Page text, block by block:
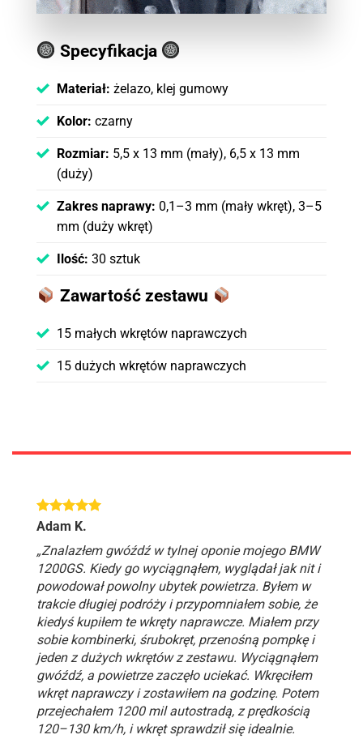
Specyfikacja
Materiał: żelazo, klej gumowy
Kolor: czarny
Rozmiar: 5,5 x 13 mm (mały), 6,5 x 13 mm
(duży)
Zakres naprawy: 0,1–3 mm (mały wkręt), 3–5
mm (duży wkręt)
Ilość: 30 sztuk
Zawartość zestawu
15 małych wkrętów naprawczych
15 dużych wkrętów naprawczych
Adam K.
„Znalazłem gwóźdź w tylnej oponie mojego BMW
1200GS. Kiedy go wyciągnąłem, wyglądał jak nit i
powodował powolny ubytek powietrza. Byłem w
trakcie długiej podróży i przypomniałem sobie, że
kiedyś kupiłem te wkręty naprawcze. Miałem przy
sobie kombinerki, śrubokręt, przenośną pompkę i
jeden z dużych wkrętów z zestawu. Wyciągnąłem
gwóźdź, a powietrze zaczęło uciekać. Wkręciłem
wkręt naprawczy i zostawiłem na godzinę. Potem
przejechałem 1200 mil autostradą, z prędkością
120–130 km/h, i wkręt sprawdził się idealnie.